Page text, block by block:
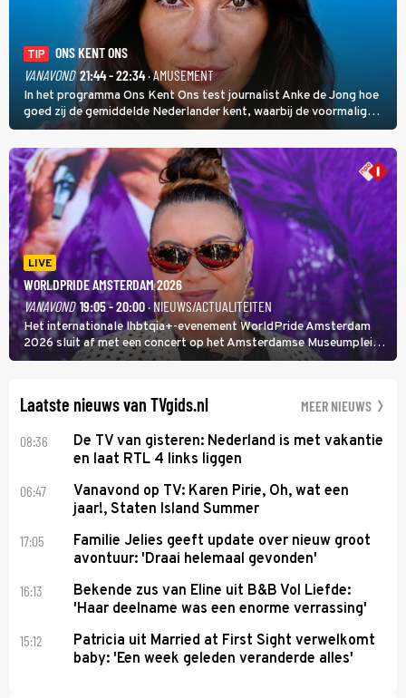
TIP
ONS KENT ONS
VANAVOND 21:44 - 22:34· AMUSEMENT
In het programma Ons Kent Ons test journalist Anke de Jong hoe
goed zij de gemiddelde Nederlander kent, waarbij de voormalig
hoofdredacteur van modebladen Glamour en Elle het samen met
rapper Keizer opneemt tegen Edson da Graça en Marc-Marie
Huijbregts.
LIVE
WORLDPRIDE AMSTERDAM 2026
VANAVOND 19:05 - 20:00· NIEUWS/ACTUALITEITEN
Het internationale lhbtqia+-evenement WorldPride Amsterdam
2026 sluit af met een concert op het Amsterdamse Museumplein.
Anita Doth is een van de optredende artiesten. In de jaren 90
Laatste nieuws van TVgids.nl MEER NIEUWS
08:36
De TV van gisteren: Nederland is met vakantie
en laat RTL 4 links liggen
06:47
Vanavond op TV: Karen Pirie, Oh, wat een
jaar!, Staten Island Summer
17:05
Familie Jelies geeft update over nieuw groot
avontuur: 'Draai helemaal gevonden'
16:13
Bekende zus van Eline uit B&B Vol Liefde:
'Haar deelname was een enorme verrassing'
15:12
Patricia uit Married at First Sight verwelkomt
baby: 'Een week geleden veranderde alles'